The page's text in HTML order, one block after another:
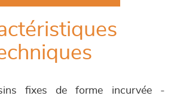
fixes de forme incurvée -